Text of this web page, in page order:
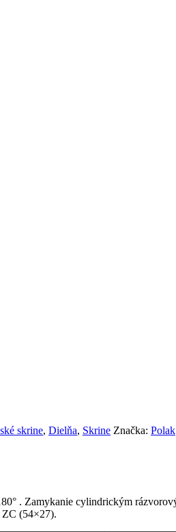
skrine, Dielňa, Skrine Značka: Polak
. Zamykanie cylindrickým
ZC (54×27).